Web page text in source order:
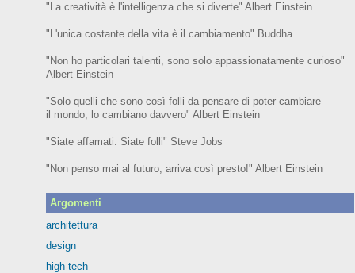
"La creatività è l'intelligenza che si diverte" Albert Einstein
"L'unica costante della vita è il cambiamento" Buddha
"Non ho particolari talenti, sono solo appassionatamente curioso"
Albert Einstein
"Solo quelli che sono così folli da pensare di poter cambiare
il mondo, lo cambiano davvero" Albert Einstein
"Siate affamati. Siate folli" Steve Jobs
"Non penso mai al futuro, arriva così presto!" Albert Einstein
Argomenti
architettura
design
high-tech